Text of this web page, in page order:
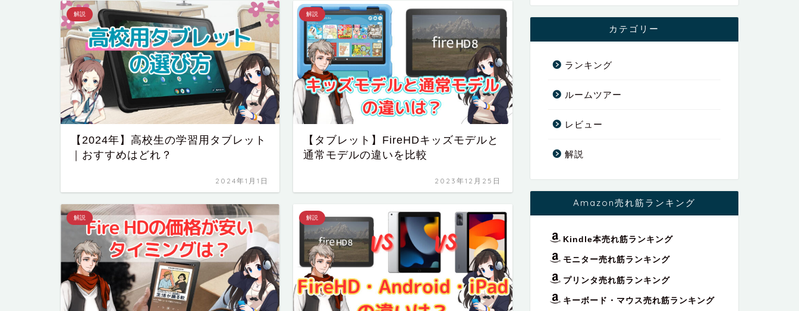
解説
【2024年】高校生の学習用タブレット
｜おすすめはどれ？
2024年1月1日
解説
【タブレット】FireHDキッズモデルと
通常モデルの違いを比較
2023年12月25日
解説 解説
カテゴリー
ランキング
ルームツアー
レビュー
解説
Amazon売れ筋ランキング
Kindle本売れ筋ランキング
モニター売れ筋ランキング
プリンタ売れ筋ランキング
キーボード・マウス売れ筋ランキング